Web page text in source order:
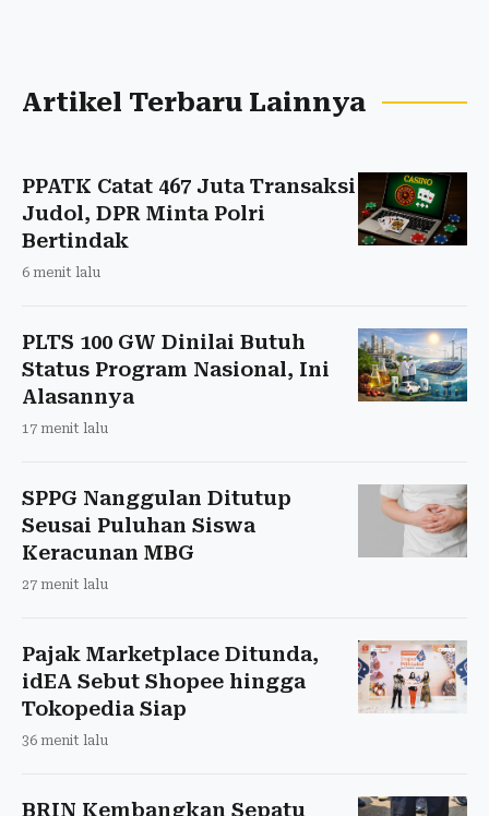
Artikel Terbaru Lainnya
PPATK Catat 467 Juta Transaksi
Judol, DPR Minta Polri
Bertindak
6 menit lalu
PLTS 100 GW Dinilai Butuh
Status Program Nasional, Ini
Alasannya
17 menit lalu
SPPG Nanggulan Ditutup
Seusai Puluhan Siswa
Keracunan MBG
27 menit lalu
Pajak Marketplace Ditunda,
idEA Sebut Shopee hingga
Tokopedia Siap
36 menit lalu
BRIN Kembangkan Sepatu